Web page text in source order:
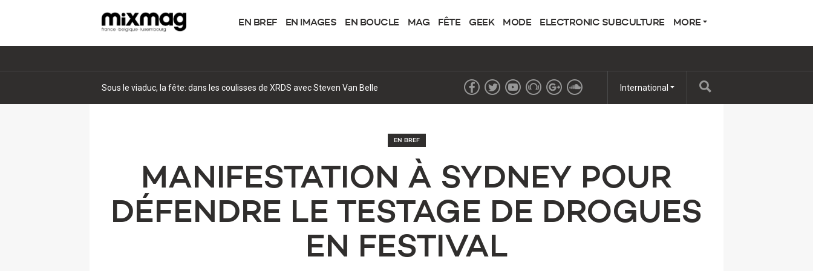
EN BREF EN IMAGES EN BOUCLE MAG FÊTE GEEK MODE ELECTRONIC SUBCULTURE MORE
Sous le viaduc, la fête: dans les coulisses de XRDS avec Steven Van Belle International
EN BREF
MANIFESTATION À SYDNEY POUR
DÉFENDRE LE TESTAGE DE DROGUES
EN FESTIVAL